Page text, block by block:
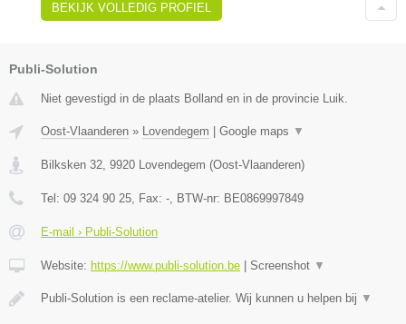
BEKIJK VOLLEDIG PROFIEL
Publi-Solution
Niet gevestigd in de plaats Bolland en in de provincie Luik.
Oost-Vlaanderen » Lovendegem Google maps ▼
Bilksken 32, 9920 Lovendegem (Oost-Vlaanderen)
Tel: 09 324 90 25, Fax: -, BTW-nr: BE0869997849
E-mail › Publi-Solution
Website: https://www.publi-solution.be Screenshot ▼
Publi-Solution is een reclame-atelier. Wij kunnen u helpen bij ▼